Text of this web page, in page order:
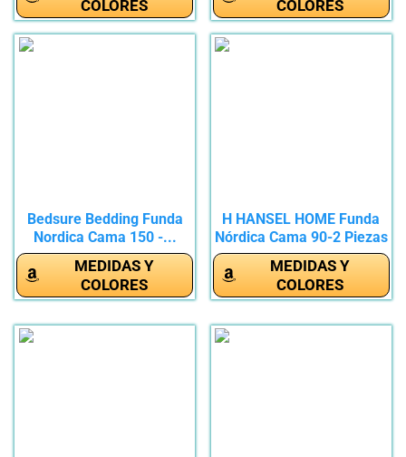
COLORES COLORES
Bedsure Bedding Funda
Nordica Cama 150 -...
MEDIDAS Y
COLORES
H HANSEL HOME Funda
Nórdica Cama 90-2 Piezas
-...
MEDIDAS Y
COLORES